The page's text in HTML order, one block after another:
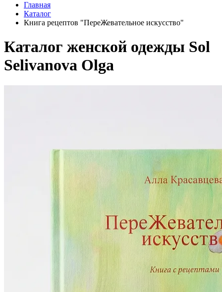
Главная
Каталог
Книга рецептов "ПереЖевательное искусство"
Каталог женской одежды Sol
Selivanova Olga